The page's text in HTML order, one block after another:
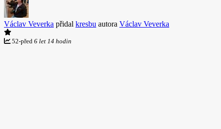
Václav Veverka přidal kresbu autora Václav Veverka
52-před 6 let 14 hodin